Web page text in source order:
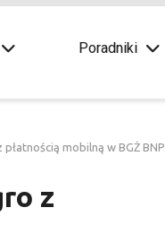
Poradniki
mobilną w BGŻ BNP
z